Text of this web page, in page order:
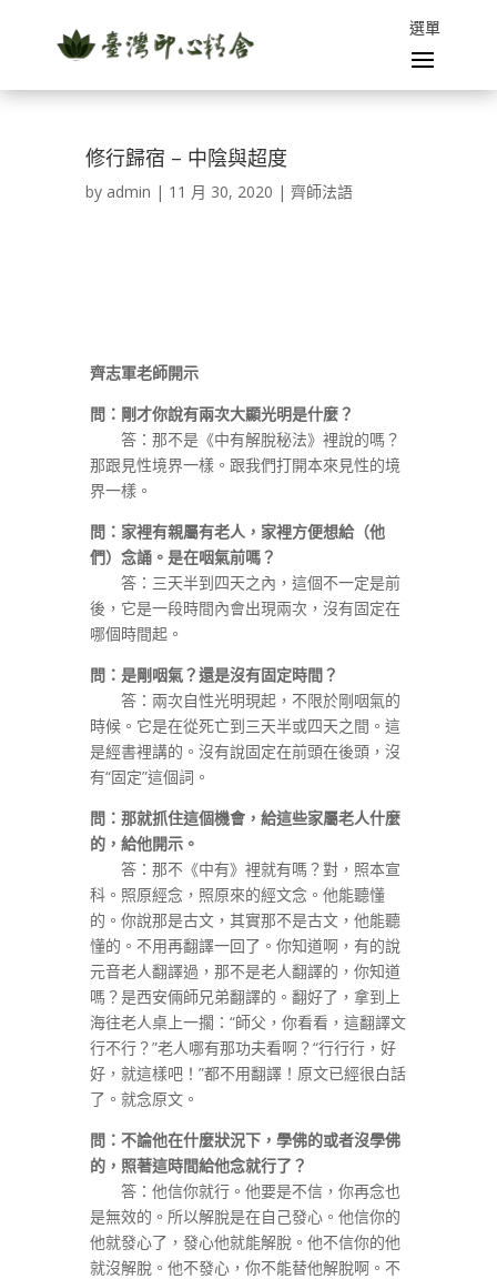
修行歸宿 – 中陰與超度
by admin | 11 月 30, 2020 | 齊師法語
齊志軍老師開示
問：剛才你說有兩次大顯光明是什麼？
答：那不是《中有解脫秘法》裡說的嗎？
那跟見性境界一樣。跟我們打開本來見性的境
界一樣。
問：家裡有親屬有老人，家裡方便想給（他
們）念誦。是在咽氣前嗎？
答：三天半到四天之內，這個不一定是前
後，它是一段時間內會出現兩次，沒有固定在
哪個時間起。
問：是剛咽氣？還是沒有固定時間？
答：兩次自性光明現起，不限於剛咽氣的
時候。它是在從死亡到三天半或四天之間。這
是經書裡講的。沒有說固定在前頭在後頭，沒
有“固定”這個詞。
問：那就抓住這個機會，給這些家屬老人什麼
的，給他開示。
答：那不《中有》裡就有嗎？對，照本宣
科。照原經念，照原來的經文念。他能聽懂
的。你說那是古文，其實那不是古文，他能聽
懂的。不用再翻譯一回了。你知道啊，有的說
元音老人翻譯過，那不是老人翻譯的，你知道
嗎？是西安倆師兄弟翻譯的。翻好了，拿到上
海往老人桌上一擱：“師父，你看看，這翻譯文
行不行？”老人哪有那功夫看啊？“行行行，好
好，就這樣吧！”都不用翻譯！原文已經很白話
了。就念原文。
問：不論他在什麼狀況下，學佛的或者沒學佛
的，照著這時間給他念就行了？
答：他信你就行。他要是不信，你再念也
是無效的。所以解脫是在自己發心。他信你的
他就發心了，發心他就能解脫。他不信你的他
就沒解脫。他不發心，你不能替他解脫啊。不